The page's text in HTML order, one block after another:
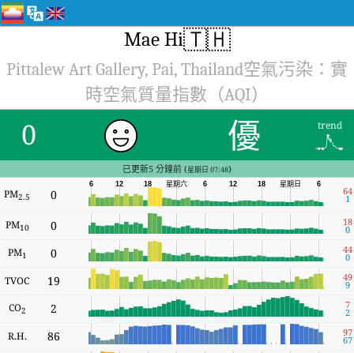
Mae Hi🇹🇭
Pittalew Art Gallery, Pai, Thailand空氣污染：實
時空氣質量指數（AQI）
0 優 trend
已更新5 分鐘前 (星期日 07:48)
PM2.5 0
6
星期日
18
12
6
星期六
18
12
6
64
1
PM10 0 18
0
PM1 0 44
0
TVOC 19 49
9
CO2 2 7
2
R.H. 86 97
67